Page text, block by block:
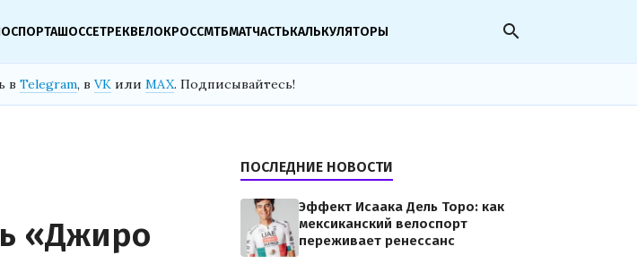
ШОССЕТРЕКВЕЛОКРОССМТБМАТЧАСТЬКАЛЬКУЛЯТОРЫ search
в Telegram, в VK или MAX. Подписывайтесь!
«Джиро
ПОСЛЕДНИЕ НОВОСТИ
Эффект Исаака Дель Торо: как
мексиканский велоспорт
переживает ренессанс